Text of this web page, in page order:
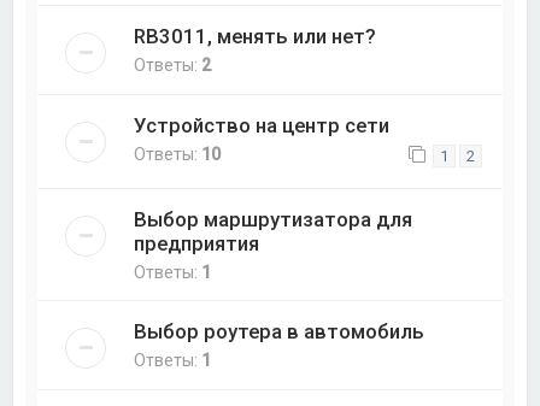
RB3011, менять или нет?
Ответы: 2
Устройство на центр сети
Ответы: 10 1 2
Выбор маршрутизатора для
предприятия
Ответы: 1
Выбор роутера в автомобиль
Ответы: 1